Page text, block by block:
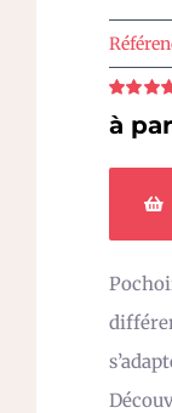
Note
5
à